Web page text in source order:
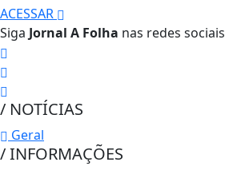
ACESSAR
Siga Jornal A Folha nas redes sociais
/ NOTÍCIAS
Geral
/ INFORMAÇÕES